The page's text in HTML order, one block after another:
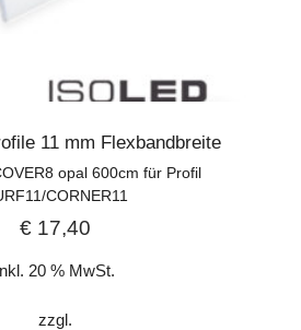
11 mm Flexbandbreite
opal 600cm für Profil
CORNER11
€ 17,40
20 % MwSt.
zzgl.